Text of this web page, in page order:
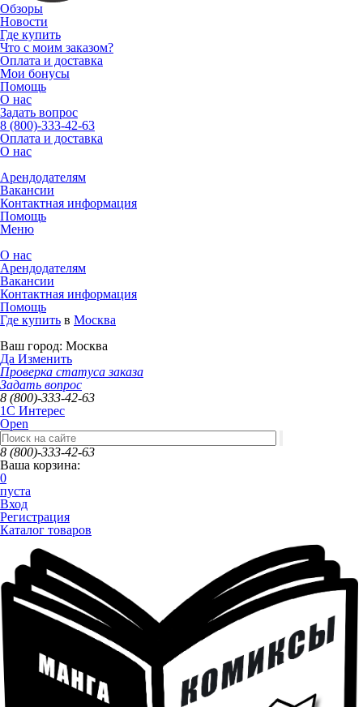
Обзоры
Новости
Где купить
Что с моим заказом?
Оплата и доставка
Мои бонусы
Помощь
О нас
Задать вопрос
8 (800)-333-42-63
Оплата и доставка
О нас
Арендодателям
Вакансии
Контактная информация
Помощь
Меню
О нас
Арендодателям
Вакансии
Контактная информация
Помощь
Где купить в Москва
Ваш город: Москва
Да Изменить
Проверка статуса заказа
Задать вопрос
8 (800)-333-42-63
1C Интерес
Open
8 (800)-333-42-63
Ваша корзина:
0
пуста
Вход
Регистрация
Каталог товаров